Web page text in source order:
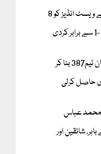
پورٹ آف اسپین ٹیسٹ: پاکستان نے ویسٹ انڈیز کو 8
پورٹ آف اسپین ٹیسٹ میں پاکستان ٹیم387 بنا کر
محمد عباس
شائقین اور